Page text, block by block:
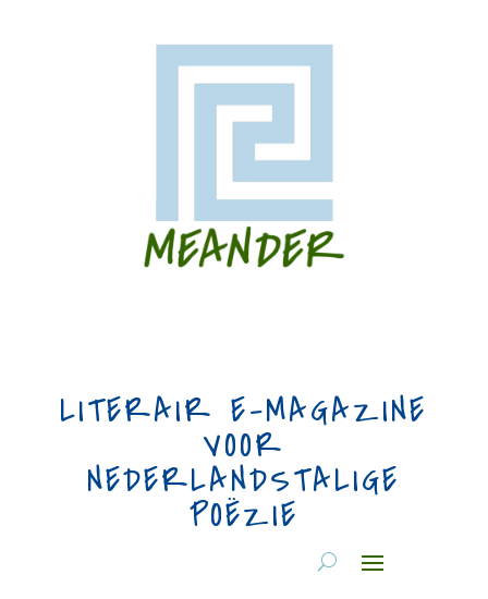
LITERAIR E-MAGAZINE
VOOR
NEDERLANDSTALIGE
POËZIE